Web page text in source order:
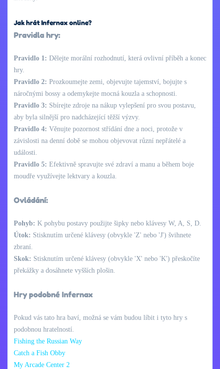
Jak hrát Infernax online?
Pravidla hry:
Pravidlo 1: Dělejte morální rozhodnutí, která ovlivní příběh a konec
hry.
Pravidlo 2: Prozkoumejte zemi, objevujte tajemství, bojujte s
náročnými bossy a odemykejte mocná kouzla a schopnosti.
Pravidlo 3: Sbírejte zdroje na nákup vylepšení pro svou postavu,
aby byla silnější pro nadcházející těžší výzvy.
Pravidlo 4: Věnujte pozornost střídání dne a noci, protože v
závislosti na denní době se mohou objevovat různí nepřátelé a
události.
Pravidlo 5: Efektivně spravujte své zdraví a manu a během boje
moudře využívejte lektvary a kouzla.
Ovládání:
Pohyb: K pohybu postavy použijte šipky nebo klávesy W, A, S, D.
Útok: Stisknutím určené klávesy (obvykle 'Z' nebo 'J') švihnete
zbraní.
Skok: Stisknutím určené klávesy (obvykle 'X' nebo 'K') přeskočíte
překážky a dosáhnete vyšších plošin.
Hry podobné Infernax
Pokud vás tato hra baví, možná se vám budou líbit i tyto hry s
podobnou hratelností.
Fishing the Russian Way
Catch a Fish Obby
My Arcade Center 2